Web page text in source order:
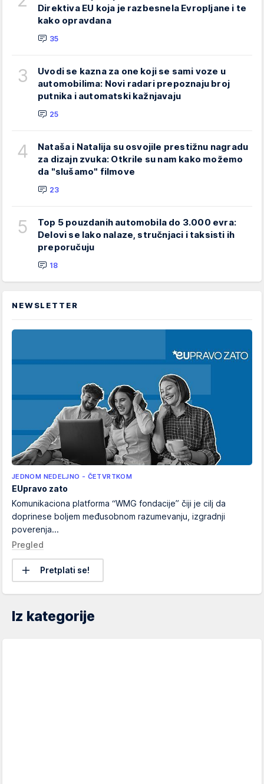
Direktiva EU koja je razbesnela Evropljane i te
kako opravdana
35
3
Uvodi se kazna za one koji se sami voze u
automobilima: Novi radari prepoznaju broj
putnika i automatski kažnjavaju
25
4
Nataša i Natalija su osvojile prestižnu nagradu
za dizajn zvuka: Otkrile su nam kako možemo
da "slušamo" filmove
23
5
Top 5 pouzdanih automobila do 3.000 evra:
Delovi se lako nalaze, stručnjaci i taksisti ih
preporučuju
18
NEWSLETTER
JEDNOM NEDELJNO - ČETVRTKOM
EUpravo zato
Komunikaciona platforma “WMG fondacije” čiji je cilj da
doprinese boljem međusobnom razumevanju, izgradnji
poverenja...
Pregled
Pretplati se!
Iz kategorije